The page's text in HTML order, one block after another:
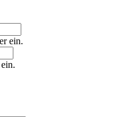
ein.